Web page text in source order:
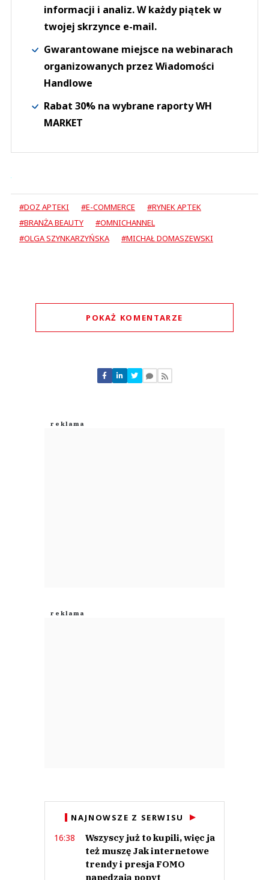
informacji i analiz. W każdy piątek w
twojej skrzynce e-mail.
Gwarantowane miejsce na webinarach
organizowanych przez Wiadomości
Handlowe
Rabat 30% na wybrane raporty WH
MARKET
#DOZ APTEKI #E-COMMERCE
#RYNEK APTEK
#BRANŻA BEAUTY
#OMNICHANNEL
#OLGA SZYNKARZYŃSKA
#MICHAŁ DOMASZEWSKI
POKAŻ KOMENTARZE
Nie znaleziono komentarzy
Zostaw swoje komentarze
NAJNOWSZE Z SERWISU
16:38
Wszyscy już to kupili, więc ja
też muszę Jak internetowe
trendy i presja FOMO
napędzają popyt